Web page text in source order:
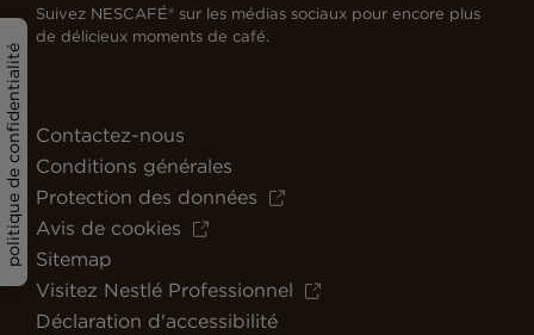
politique de confidentialité
Suivez NESCAFÉ® sur les médias sociaux pour encore plus
de délicieux moments de café.
Contactez-nous
Conditions générales
Protection des données
Avis de cookies
Sitemap
Visitez Nestlé Professionnel
Déclaration d'accessibilité